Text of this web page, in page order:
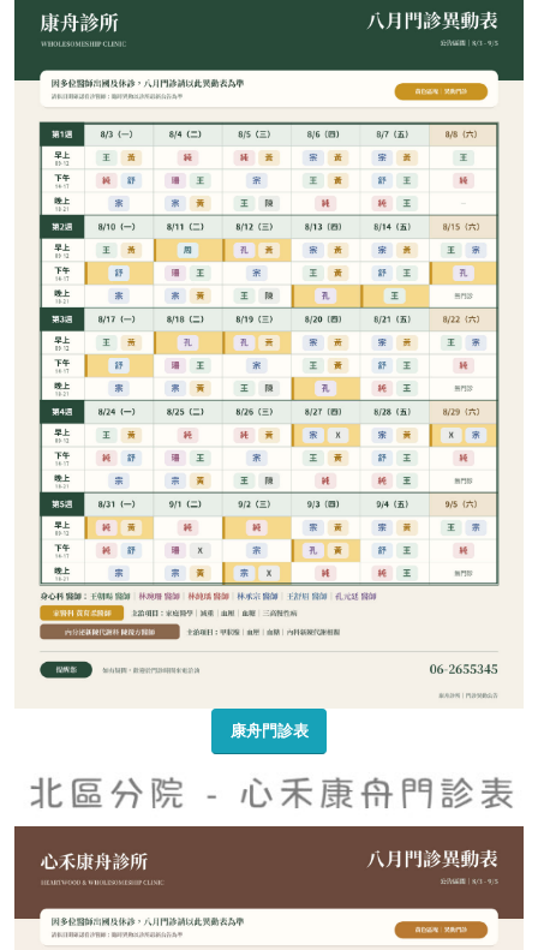
康舟門診表